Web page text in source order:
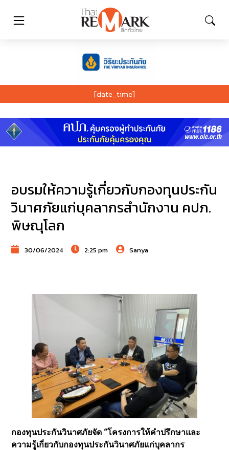
[date_time]
อบรมให้ความรู้เกี่ยวกับกองทุนประกัน
วินาศภัยแก่บุคลากรสำนักงาน คปภ.
พิษณุโลก
30/06/2024 2:25 pm Sanya
กองทุนประกันวินาศภัยจัด “โครงการให้คำปรึกษาและ
ความรู้เกี่ยวกับกองทุนประกันวินาศภัยแก่บุคลากร